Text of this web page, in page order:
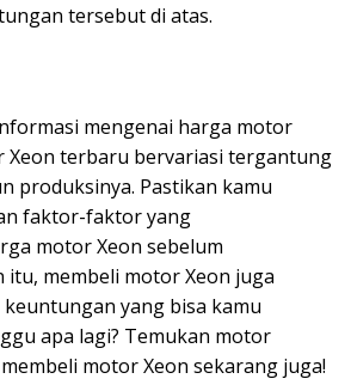
tersebut di atas.
mengenai harga motor
Xeon terbaru bervariasi tergantung
produksinya. Pastikan kamu
faktor-faktor yang
motor Xeon sebelum
itu, membeli motor Xeon juga
yang bisa kamu
apa lagi? Temukan motor
motor Xeon sekarang juga!